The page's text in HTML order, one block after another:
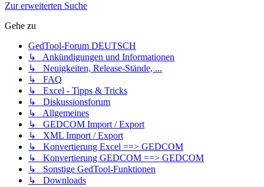
Zur erweiterten Suche
Gehe zu
GedTool-Forum DEUTSCH
↳ Ankündigungen und Informationen
↳ Neuigkeiten, Release-Stände, ...
↳ FAQ
↳ Excel - Tipps & Tricks
↳ Diskussionsforum
↳ Allgemeines
↳ GEDCOM Import / Export
↳ XML Import / Export
↳ Konvertierung Excel ==> GEDCOM
↳ Konvertierung GEDCOM ==> GEDCOM
↳ Sonstige GedTool-Funktionen
↳ Downloads